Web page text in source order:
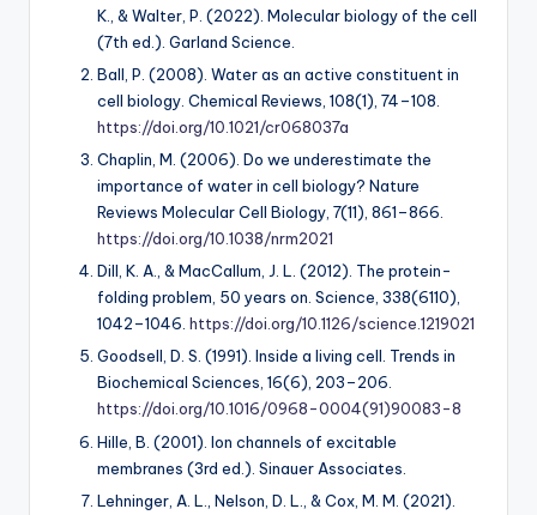
K., & Walter, P. (2022). Molecular biology of the cell
(7th ed.). Garland Science.
Ball, P. (2008). Water as an active constituent in
cell biology. Chemical Reviews, 108(1), 74–108.
https://doi.org/10.1021/cr068037a
Chaplin, M. (2006). Do we underestimate the
importance of water in cell biology? Nature
Reviews Molecular Cell Biology, 7(11), 861–866.
https://doi.org/10.1038/nrm2021
Dill, K. A., & MacCallum, J. L. (2012). The protein-
folding problem, 50 years on. Science, 338(6110),
1042–1046. https://doi.org/10.1126/science.1219021
Goodsell, D. S. (1991). Inside a living cell. Trends in
Biochemical Sciences, 16(6), 203–206.
https://doi.org/10.1016/0968-0004(91)90083-8
Hille, B. (2001). Ion channels of excitable
membranes (3rd ed.). Sinauer Associates.
Lehninger, A. L., Nelson, D. L., & Cox, M. M. (2021).